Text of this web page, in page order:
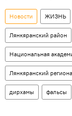
Новости ЖИЗНЬ
Лянкяранский район
Национальная
Лянкяранский
дирхамы фальсы